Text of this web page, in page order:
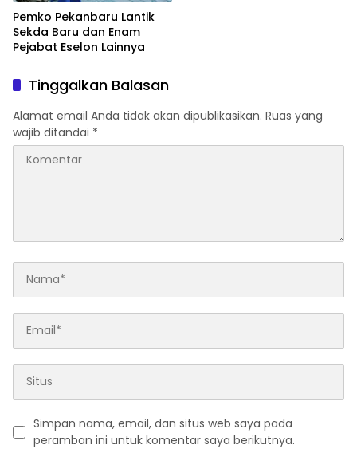
Pemko Pekanbaru Lantik
Sekda Baru dan Enam
Pejabat Eselon Lainnya
Tinggalkan Balasan
Alamat email Anda tidak akan dipublikasikan. Ruas yang
wajib ditandai *
Simpan nama, email, dan situs web saya pada
peramban ini untuk komentar saya berikutnya.